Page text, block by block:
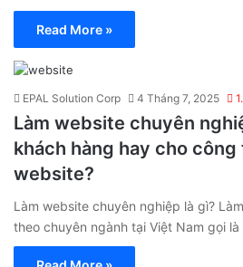
Read More »
EPAL Solution Corp 4 Tháng 7, 2025
Làm website chuyên
khách hàng hay cho
website?
Làm website chuyên nghiệp là gì?
theo chuyên ngành tại Việt Nam gọi là